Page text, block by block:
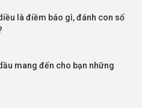
là điềm báo gì, đánh con số
mang đến cho bạn những